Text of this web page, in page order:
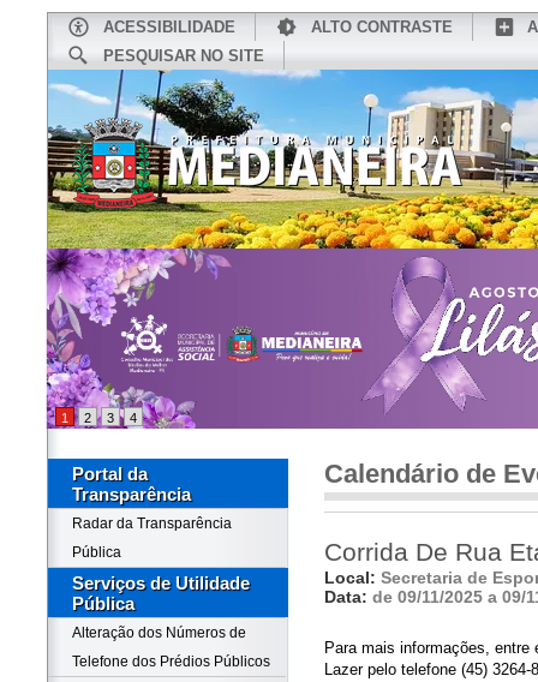
ACESSIBILIDADE ALTO CONTRASTE
PESQUISAR NO SITE
CONHEÇA MEDIANEIRA
1 2 3 4
Portal da
Transparência
Radar da Transparência
Pública
Serviços de Utilidade
Pública
Alteração dos Números de
Telefone dos Prédios Públicos
Calendário de
Corrida De Rua
Local: Secretaria de
Data: de 09/11/2025 a 09/
Para mais informações,
Lazer pelo telefone (45) 3264-